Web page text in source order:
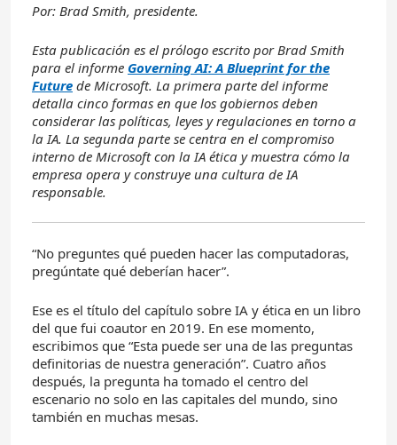
Por: Brad Smith, presidente.
Esta publicación es el prólogo escrito por Brad Smith
para el informe Governing AI: A Blueprint for the
Future de Microsoft. La primera parte del informe
detalla cinco formas en que los gobiernos deben
considerar las políticas, leyes y regulaciones en torno a
la IA. La segunda parte se centra en el compromiso
interno de Microsoft con la IA ética y muestra cómo la
empresa opera y construye una cultura de IA
responsable.
“No preguntes qué pueden hacer las computadoras,
pregúntate qué deberían hacer”.
Ese es el título del capítulo sobre IA y ética en un libro
del que fui coautor en 2019. En ese momento,
escribimos que “Esta puede ser una de las preguntas
definitorias de nuestra generación”. Cuatro años
después, la pregunta ha tomado el centro del
escenario no solo en las capitales del mundo, sino
también en muchas mesas.